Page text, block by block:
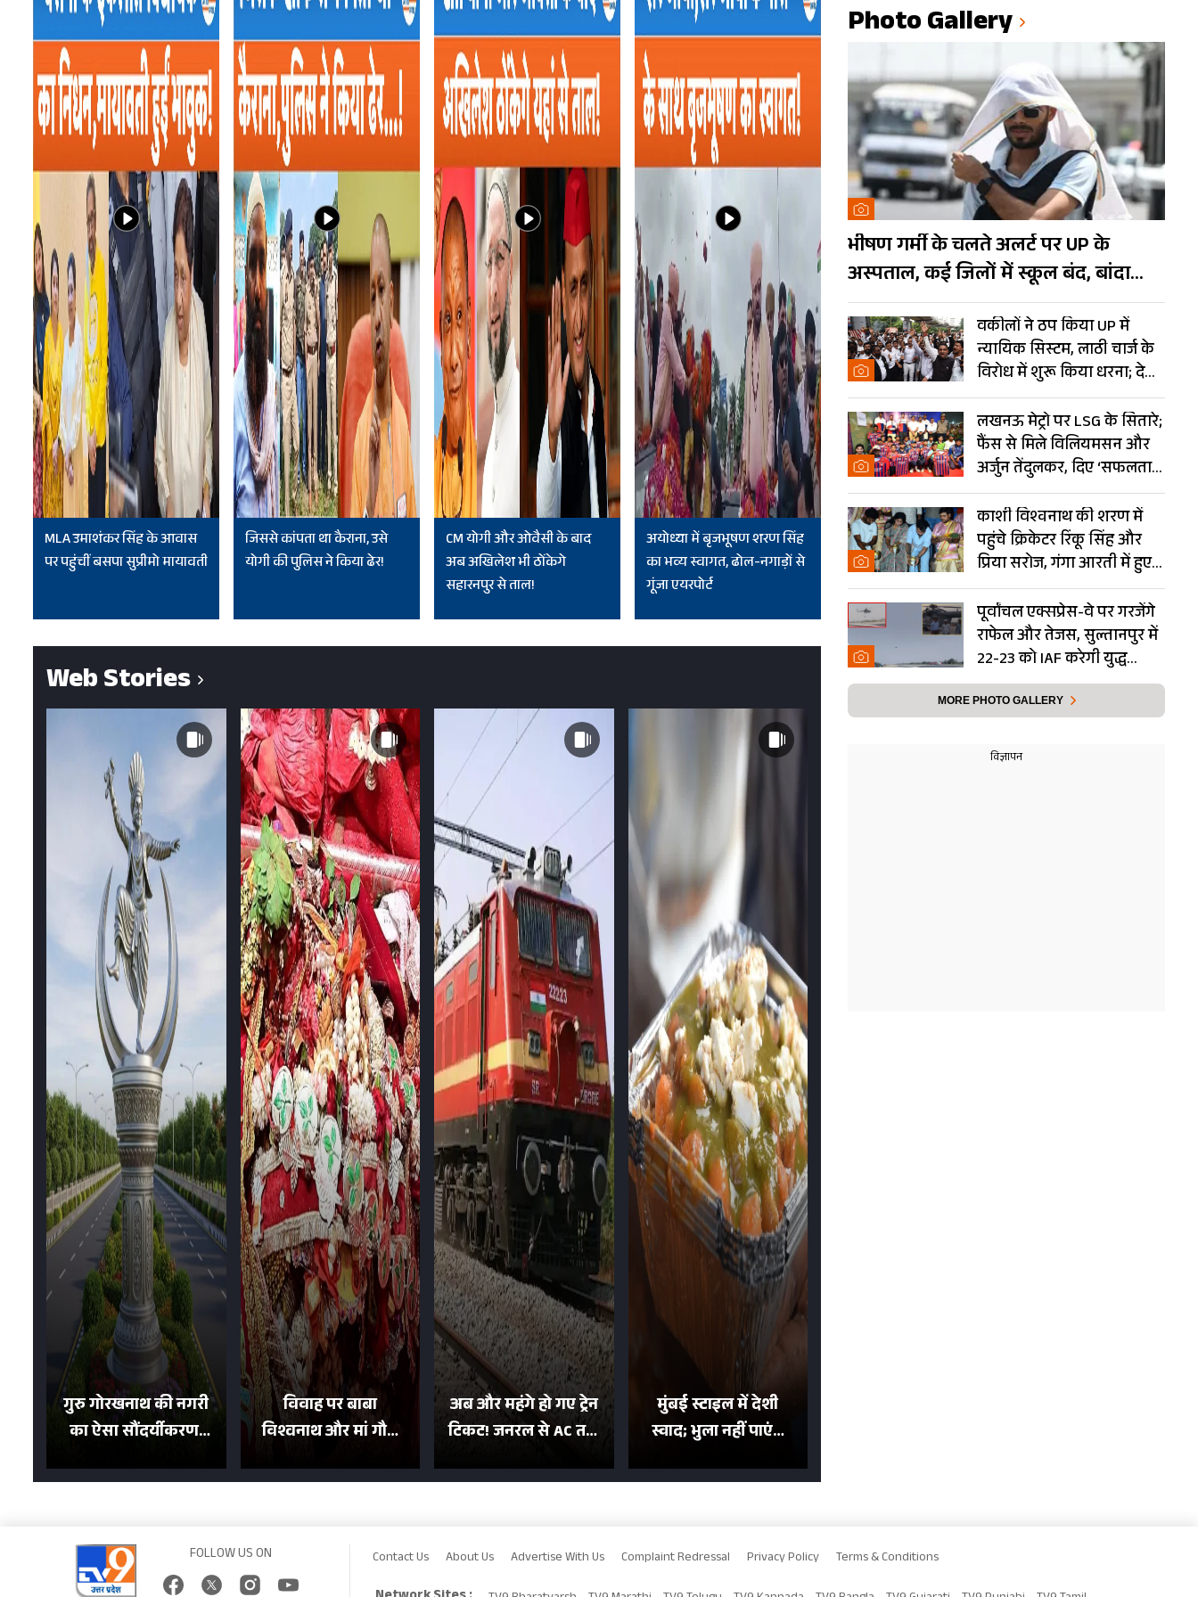
MLA उमाशंकर सिंह के आवास
पर पहुंचीं बसपा सुप्रीमो मायावती
जिससे कांपता था कैराना, उसे
योगी की पुलिस ने किया ढेर!
CM योगी और ओवैसी के बाद
अब अखिलेश भी ठोंकेगे
सहारनपुर से ताल!
अयोध्या में बृजभूषण शरण सिंह
का भव्य स्वागत, ढोल-नगाड़ों से
गूंजा एयरपोर्ट
Web Stories
गुरु गोरखनाथ की नगरी
का ऐसा सौंदर्यीकरण!
सड़कें; देखें Photos
विवाह पर बाबा
विश्वनाथ और मां गौरा
न्योता, 500 भक्तों ने दिया
अब और महंगे हो गए ट्रेन
टिकट! जनरल से AC तक
की यात्रा हुई इतनी महंगी
मुंबई स्टाइल में देशी
स्वाद; भुला नहीं पाएंगे
टेस्ट
Photo Gallery
भीषण गर्मी के चलते अलर्ट पर UP के
अस्पताल, कई जिलों में स्कूल बंद, बांदा
दुनिया का तीसरा सबसे गर्म शहर
वकीलों ने ठप किया UP में
न्यायिक सिस्टम, लाठी चार्ज के
विरोध में शुरू किया धरना; देखें
Photos
लखनऊ मेट्रो पर LSG के सितारे;
फैंस से मिले विलियमसन और
अर्जुन तेंदुलकर, दिए ‘सफलता
के मंत्र’- PHOTOS
काशी विश्वनाथ की शरण में
पहुंचे क्रिकेटर रिंकू सिंह और
प्रिया सरोज, गंगा आरती में हुए
शामिल- Photos
पूर्वांचल एक्सप्रेस-वे पर गरजेंगे
राफेल और तेजस, सुल्तानपुर में
22-23 को IAF करेगी युद्ध
अभ्यास
MORE PHOTO GALLERY
FOLLOW US ON Contact Us About Us Advertise With Us Complaint Redressal Privacy Policy Terms & Conditions